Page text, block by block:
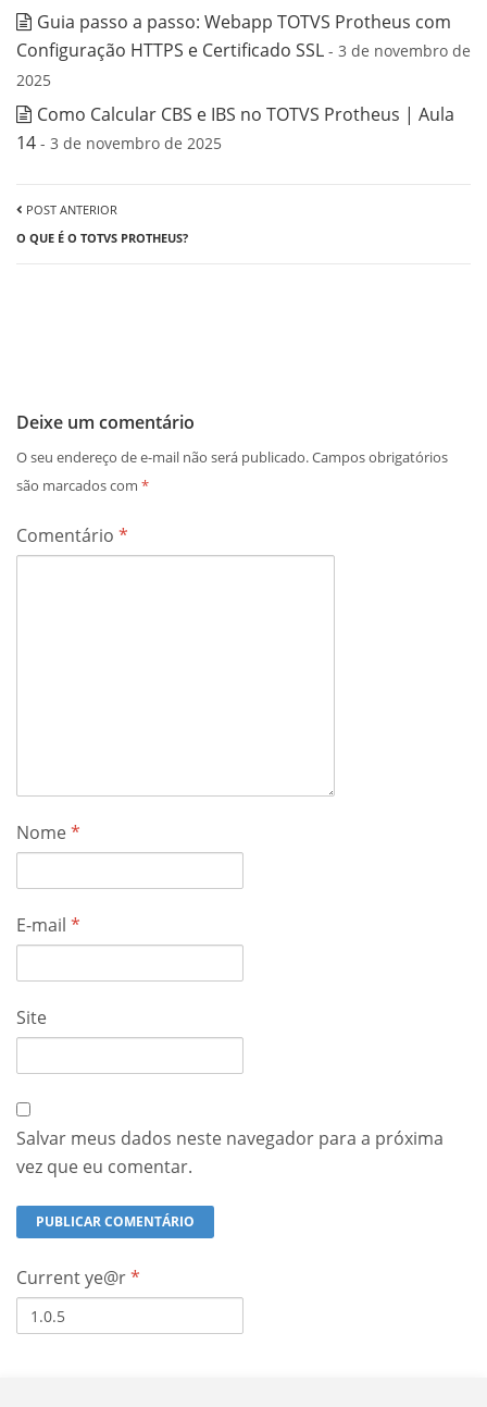
Guia passo a passo: Webapp TOTVS Protheus com
Configuração HTTPS e Certificado SSL - 3 de novembro de
2025
Como Calcular CBS e IBS no TOTVS Protheus | Aula
14 - 3 de novembro de 2025
POST ANTERIOR
O QUE É O TOTVS PROTHEUS?
Deixe um comentário
O seu endereço de e-mail não será publicado.Campos obrigatórios
são marcados com *
Comentário *
Nome*
E-mail *
Site
Salvar meus dados neste navegador para a próxima
vez que eu comentar.
Current ye@r*